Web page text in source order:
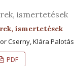
ismertetések
ismertetések
Cserny, Klára Palotás
PDF